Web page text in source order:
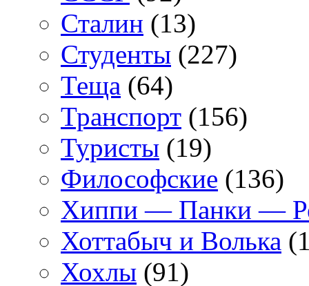
Сталин (13)
Студенты (227)
Теща (64)
Транспорт (156)
Туристы (19)
Философские (136)
Хиппи — Панки —
Хоттабыч и Волька
Хохлы (91)